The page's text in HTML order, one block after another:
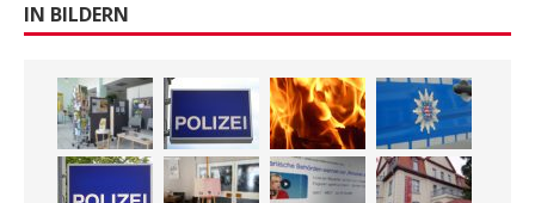
IN BILDERN